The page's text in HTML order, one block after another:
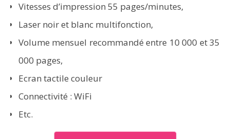
Vitesses d’impression 55 pages/minutes,
Laser noir et blanc multifonction,
Volume mensuel recommandé entre 10 000 et 35
000 pages,
Ecran tactile couleur
Connectivité : WiFi
Etc.